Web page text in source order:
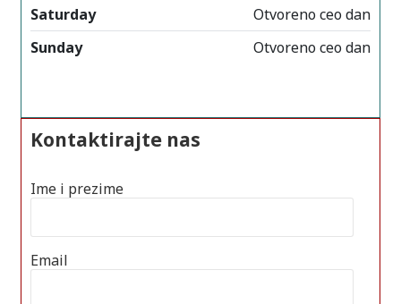
Saturday
Otvoreno ceo dan
Sunday
Otvoreno ceo dan
Kontaktirajte nas
Ime i prezime
Email